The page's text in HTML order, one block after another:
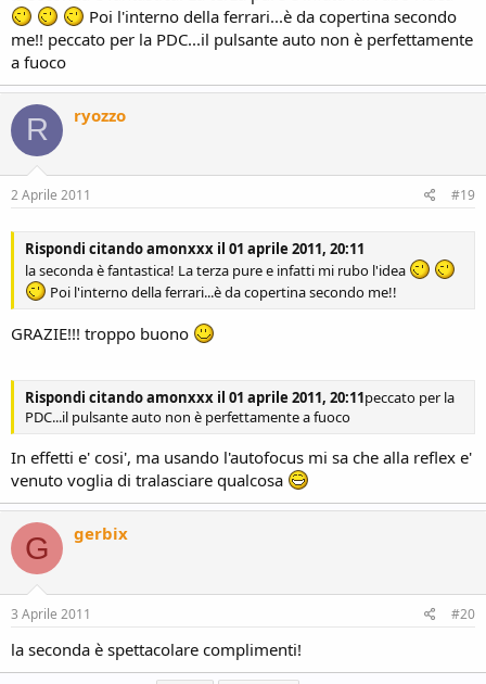
Poi l'interno della ferrari...è da copertina secondo
me!! peccato per la PDC...il pulsante auto non è perfettamente
a fuoco
R ryozzo
2 Aprile 2011 #19
Rispondi citando amonxxx il 01 aprile 2011, 20:11
la seconda è fantastica! La terza pure e infatti mi rubo l'idea
Poi l'interno della ferrari...è da copertina secondo me!!
GRAZIE!!! troppo buono
Rispondi citando amonxxx il 01 aprile 2011, 20:11peccato per la
PDC...il pulsante auto non è perfettamente a fuoco
In effetti e' cosi', ma usando l'autofocus mi sa che alla reflex e'
venuto voglia di tralasciare qualcosa
G gerbix
3 Aprile 2011 #20
la seconda è spettacolare complimenti!